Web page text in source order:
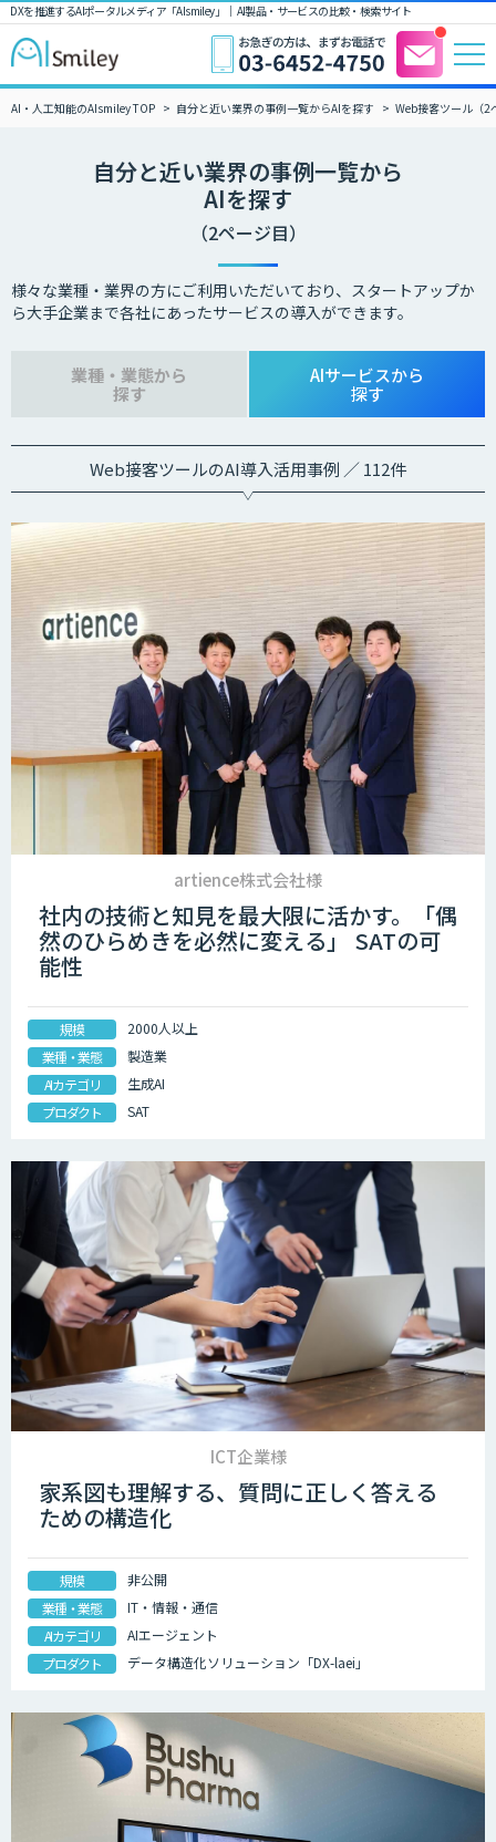
DXを推進するAIポータルメディア「AIsmiley」｜ AI製品・サービスの比較・検索サイト
AI・人工知能のAIsmiley TOP 自分と近い業界の事例一覧からAIを探す Web接客ツール（2
自分と近い業界の事例一覧から
AIを探す
（2ページ目）
様々な業種・業界の方にご利用いただいており、スタートアップか
ら大手企業まで各社にあったサービスの導入ができます。
業種・業態から
探す
AIサービスから
探す
Web接客ツールのAI導入活用事例 ／ 112件
artience株式会社様
社内の技術と知見を最大限に活かす。「偶
然のひらめきを必然に変える」 SATの可
能性
規模
2000人以上
業種・業態
製造業
AIカテゴリ
生成AI
プロダクト
SAT
ICT企業様
家系図も理解する、質問に正しく答える
ための構造化
規模
非公開
業種・業態
IT・情報・通信
AIカテゴリ
AIエージェント
プロダクト
データ構造化ソリューション「DX-laei」